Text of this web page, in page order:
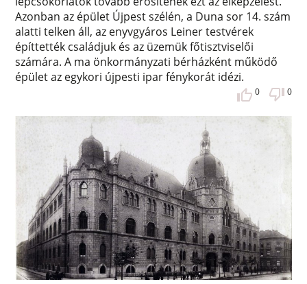
Azonban az épület Újpest szélén, a Duna sor 14. szám
alatti telken áll, az enyvgyáros Leiner testvérek
építtették családjuk és az üzemük főtisztviselői
számára. A ma önkormányzati bérházként működő
épület az egykori újpesti ipar fénykorát idézi.
0 0